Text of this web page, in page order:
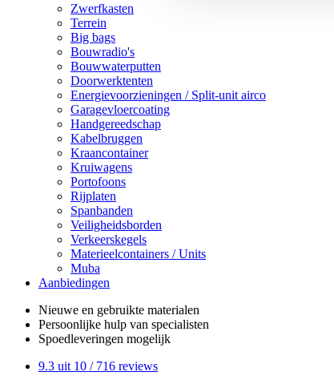
Zwerfkasten
Terrein
Big bags
Bouwradio's
Bouwwaterputten
Doorwerktenten
Energievoorzieningen / Split-unit airco
Garagevloercoating
Handgereedschap
Kabelbruggen
Kraancontainer
Kruiwagens
Portofoons
Rijplaten
Spanbanden
Veiligheidsborden
Verkeerskegels
Materieelcontainers / Units
Muba
Aanbiedingen
Nieuwe en gebruikte materialen
Persoonlijke hulp van specialisten
Spoedleveringen mogelijk
9.3 uit 10 / 716 reviews